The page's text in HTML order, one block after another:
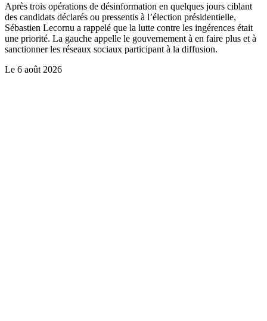
Après trois opérations de désinformation en quelques jours ciblant
des candidats déclarés ou pressentis à l’élection présidentielle,
Sébastien Lecornu a rappelé que la lutte contre les ingérences était
une priorité. La gauche appelle le gouvernement à en faire plus et à
sanctionner les réseaux sociaux participant à la diffusion.
Le 6 août 2026